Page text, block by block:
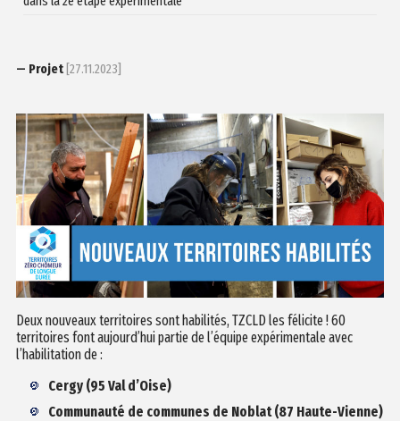
— Projet[27.11.2023]
Deux nouveaux territoires sont habilités, TZCLD les félicite ! 60
territoires font aujourd’hui partie de l’équipe expérimentale avec
l’habilitation de :
Cergy (95 Val d’Oise)
Communauté de communes de Noblat (87 Haute-Vienne)